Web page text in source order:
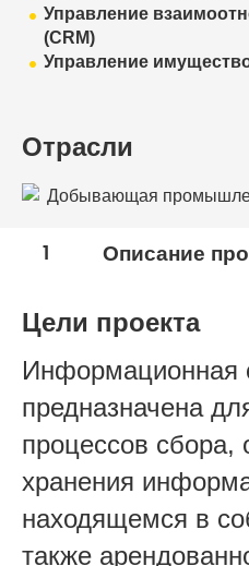
Управление
(CRM)
Управление
Отрасли
Добывающая
1 Описание
Цели проекта
Информационная
предназначена
процессов сбора,
хранения
находящемся в
также